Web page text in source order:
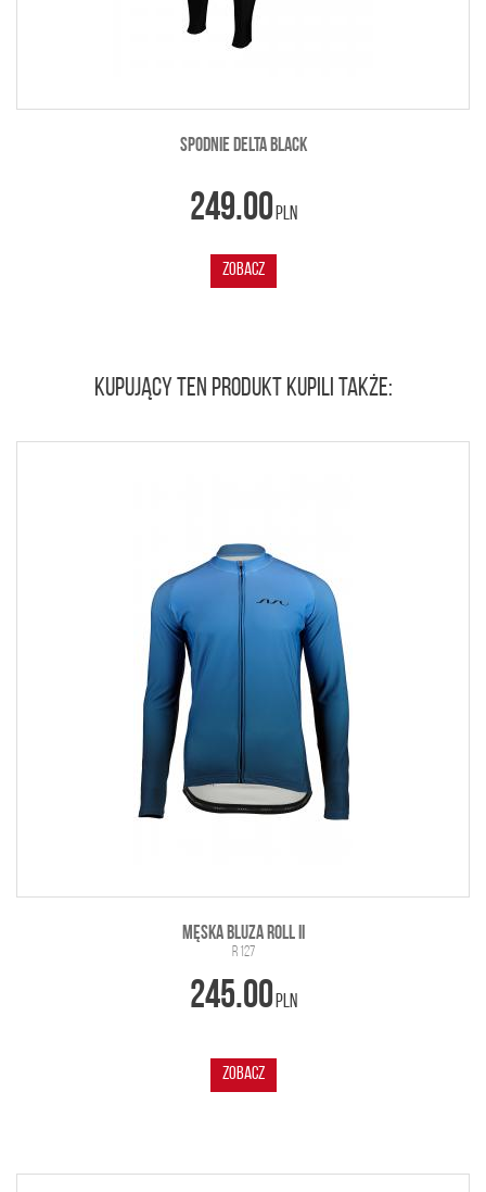
SPODNIE DELTA BLACK
249.00 PLN
ZOBACZ
KUPUJĄCY TEN PRODUKT KUPILI TAKŻE:
MĘSKA BLUZA ROLL II
r 127
245.00 PLN
ZOBACZ